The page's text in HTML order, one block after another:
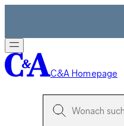
C&A Homepage